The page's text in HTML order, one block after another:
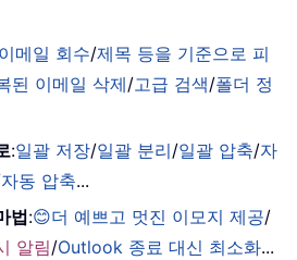
이메일 회수/제목 등을 기준으로 피
된 이메일 삭제/고급 검색/폴더 정
:일괄 저장/일괄 분리/일괄 압축/자
자동 압축...
법:😊더 예쁘고 멋진 이모지 제공/
알림/Outlook 종료 대신 최소화...